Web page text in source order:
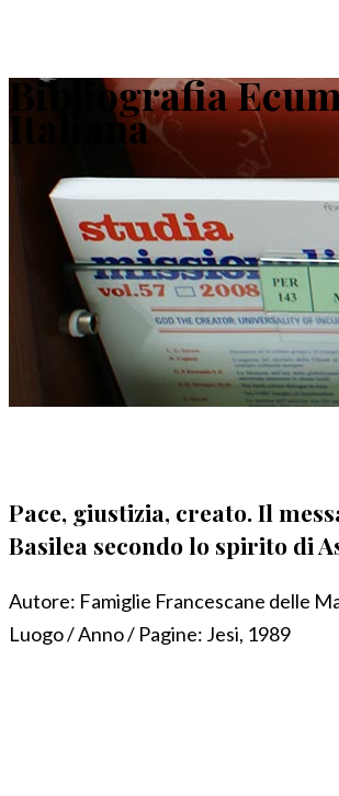
Bibliografia
Italiana
Pace, giustizia, creato. Il
Basilea secondo lo spirito di
Autore: Famiglie Francescane delle
Luogo / Anno / Pagine: Jesi, 1989